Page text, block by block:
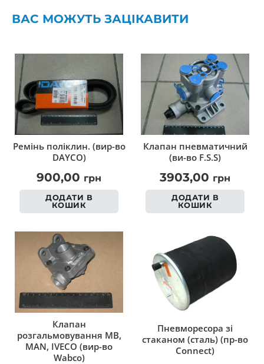
ВАС МОЖУТЬ ЗАЦІКАВИТИ
Ремінь поліклин. (вир-во
DAYCO)
900,00 грн
ДОДАТИ В
КОШИК
Клапан пневматичний
(ви-во F.S.S)
3903,00 грн
ДОДАТИ В
КОШИК
Клапан
розгальмовування MB,
MAN, IVECO (вир-во
Wabco)
Пневморесора зі
стаканом (сталь) (пр-во
Connect)